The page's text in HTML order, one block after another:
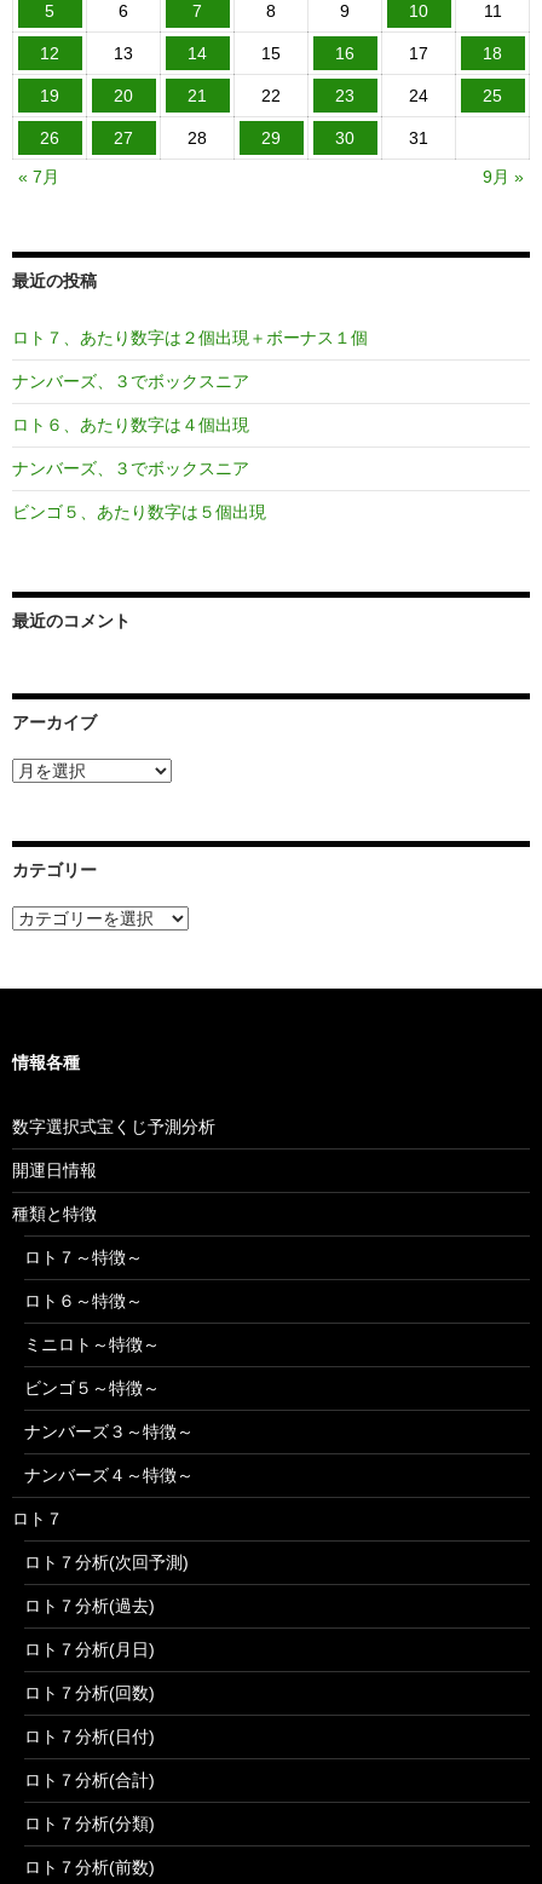
5 6 7 8 9 10 11
12 13 14 15 16 17 18
19 20 21 22 23 24 25
26 27 28 29 30
31
« 7月
9月 »
最近の投稿
ロト７、あたり数字は２個出現＋ボーナス１個
ナンバーズ、３でボックスニア
ロト６、あたり数字は４個出現
ナンバーズ、３でボックスニア
ビンゴ５、あたり数字は５個出現
最近のコメント
アーカイブ
ア
カテゴリー
カ
情報各種
数字選択式宝くじ予測分析
開運日情報
種類と特徴
ロト７～特徴～
ロト６～特徴～
ミニロト～特徴～
ビンゴ５～特徴～
ナンバーズ３～特徴～
ナンバーズ４～特徴～
ロト７
ロト７分析(次回予測)
ロト７分析(過去)
ロト７分析(月日)
ロト７分析(回数)
ロト７分析(日付)
ロト７分析(合計)
ロト７分析(分類)
ロト７分析(前数)